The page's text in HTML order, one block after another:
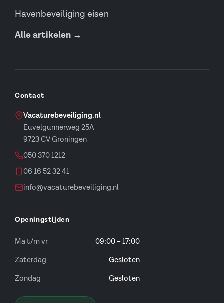
Havenbeveiliging eisen
Alle artikelen →
Contact
Vacaturebeveiliging.nl
Euvelgunnerweg 25A
9723 CV Groningen
050 370 1212
06 16 52 32 41
info@vacaturebeveiliging.nl
Openingstijden
Ma t/m vr
09:00 – 17:00
Zaterdag
Gesloten
Zondag
Gesloten